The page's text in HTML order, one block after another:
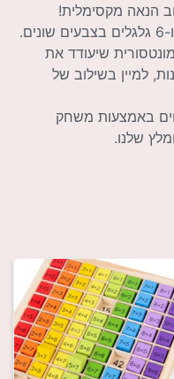
הנאה מקסימלית!
שיעודד את
למיין בשילוב של
באמצעות משחק
שלנו.